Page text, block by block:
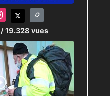
/ 19.328 vues